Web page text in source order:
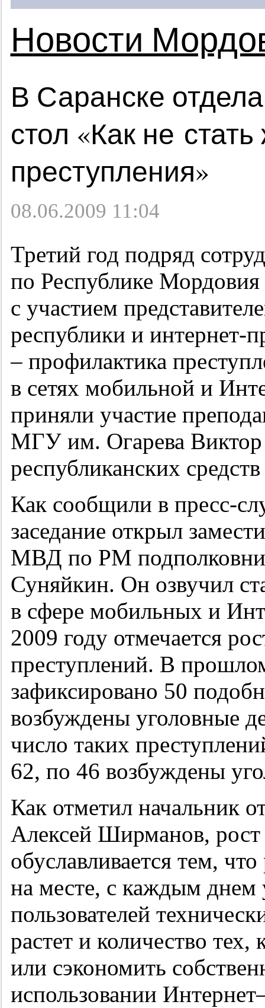
Новости
В Саранске
стол «Как не
преступления»
08.06.2009 11:04
Третий год подряд
по Республике
с участием
республики и интернет-
– профилактика
в сетях мобильной и
приняли участие
МГУ им. Огарева Виктор
республиканских
Как сообщили в пресс-
заседание открыл
МВД по РМ
Суняйкин. Он озвучил
в сфере мобильных и
2009 году отмечается
преступлений. В
зафиксировано 50
возбуждены уголовные
число таких
62, по 46 возбуждены
Как отметил начальник
Алексей Ширманов, рост
обуславливается тем,
на месте, с каждым днем
пользователей
растет и количество тех,
или сэкономить
использовании